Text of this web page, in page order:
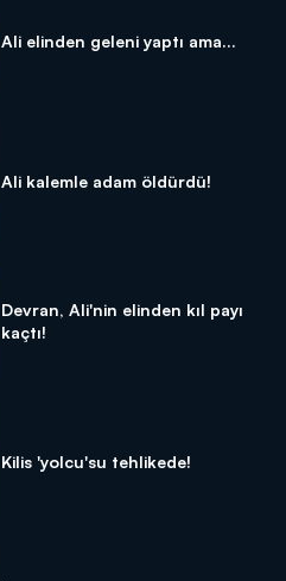
Ali elinden geleni yaptı ama...
Ali kalemle adam öldürdü!
Devran, Ali'nin elinden kıl payı
kaçtı!
Kilis 'yolcu'su tehlikede!